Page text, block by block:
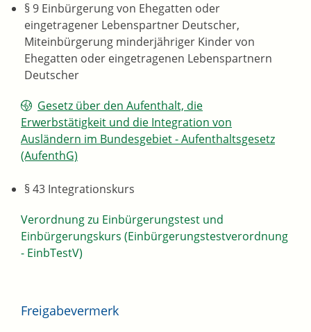
§ 9 Einbürgerung von Ehegatten oder
eingetragener Lebenspartner Deutscher,
Miteinbürgerung minderjähriger Kinder von
Ehegatten oder eingetragenen Lebenspartnern
Deutscher
Gesetz über den Aufenthalt, die
Erwerbstätigkeit und die Integration von
Ausländern im Bundesgebiet - Aufenthaltsgesetz
(AufenthG)
§ 43 Integrationskurs
Verordnung zu Einbürgerungstest und
Einbürgerungskurs (Einbürgerungstestverordnung
- EinbTestV)
Freigabevermerk